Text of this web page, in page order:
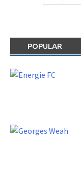
POPULAR